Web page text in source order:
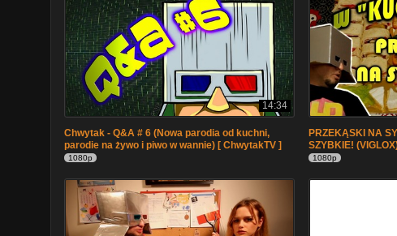
14:34
Chwytak - Q&A # 6 (Nowa parodia od kuchni,
parodie na żywo i piwo w wannie) [ ChwytakTV ]
1080p
PRZEKĄSKI NA
SZYBKIE!
1080p